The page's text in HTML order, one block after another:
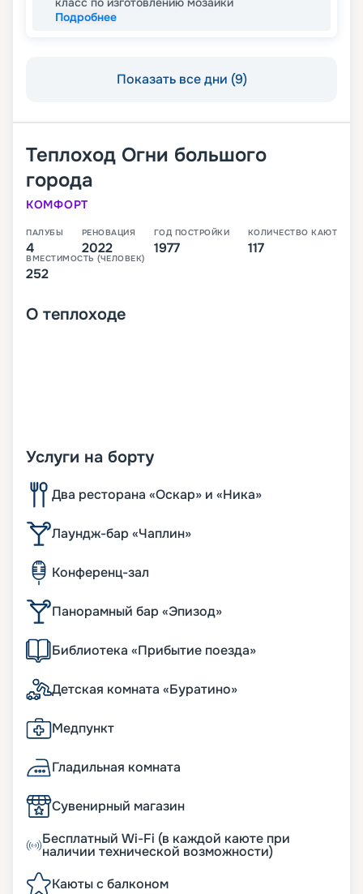
Подробнее
Показать все дни (9)
Теплоход Огни большого
города
КОМФОРТ
ПАЛУБЫ
4
РЕНОВАЦИЯ
2022
ГОД ПОСТРОЙКИ
1977
КОЛИЧЕСТВО КАЮТ
117
ВМЕСТИМОСТЬ (ЧЕЛОВЕК)
252
О теплоходе
Услуги на борту
Два ресторана «Оскар» и «Ника»
Лаундж-бар «Чаплин»
Конференц-зал
Панорамный бар «Эпизод»
Библиотека «Прибытие поезда»
Детская комната «Буратино»
Медпункт
Гладильная комната
Сувенирный магазин
Бесплатный Wi-Fi (в каждой каюте при
наличии технической возможности)
Каюты с балконом